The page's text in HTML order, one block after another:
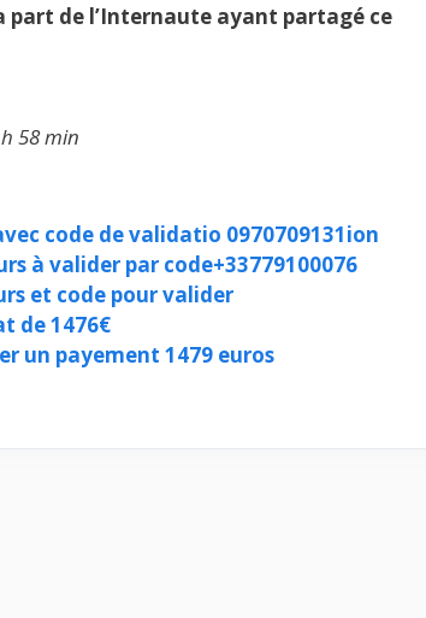
de l’Internaute ayant partagé ce
58 min
code de validatio 0970709131ion
à valider par code+33779100076
et code pour valider
de 1476€
un payement 1479 euros